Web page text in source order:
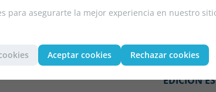
para asegurarte la mejor experiencia en nuestro
Aceptar cookies Rechazar cookies
AGENDA 2024
18.90 €
MOYA;JAMES
HÁBITOS
EDICIÓN